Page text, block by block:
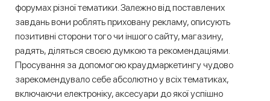
форумах різної тематики. Залежно від поставлених
завдань вони роблять приховану рекламу, описують
позитивні сторони того чи іншого сайту, магазину,
радять, діляться своєю думкою та рекомендаціями.
Просування за допомогою краудмаркетингу чудово
зарекомендувало себе абсолютно у всіх тематиках,
включаючи електроніку, аксесуари до якої успішно